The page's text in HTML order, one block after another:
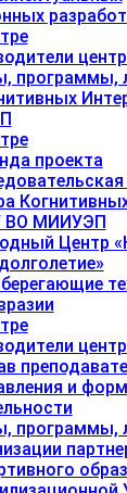
программы,
проекта
ВО МИИУЭП
Центр
и
программы,